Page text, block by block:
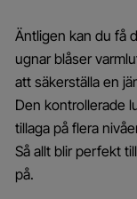
Äntligen kan du få
ugnar blåser
att säkerställa en
Den kontrollerade
tillaga på flera
Så allt blir perfekt
på.